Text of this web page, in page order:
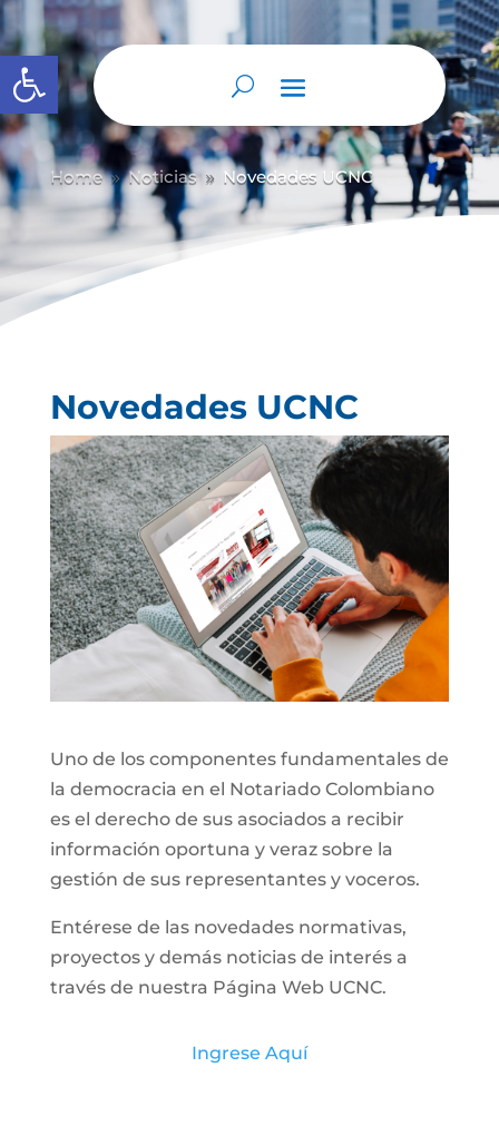
Abrir barra de herramientas
Home 9 Noticias 9 Novedades UCNC
Novedades UCNC
Uno de los componentes fundamentales de
la democracia en el Notariado Colombiano
es el derecho de sus asociados a recibir
información oportuna y veraz sobre la
gestión de sus representantes y voceros.
Entérese de las novedades normativas,
proyectos y demás noticias de interés a
través de nuestra Página Web UCNC.
Ingrese Aquí